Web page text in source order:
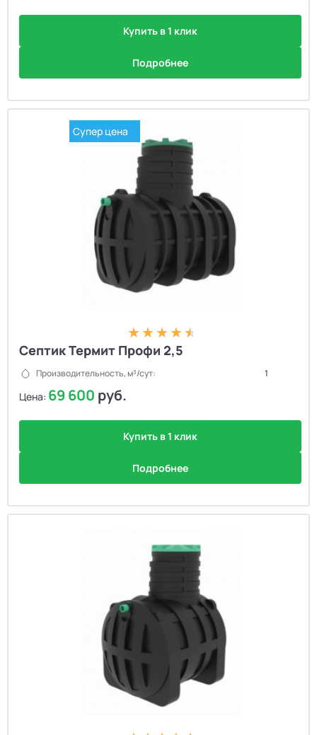
Купить в 1 клик
Подробнее
Супер цена
Септик Термит Профи 2,5
Производительность, м³/сут: 1
Цена: 69 600 руб.
Купить в 1 клик
Подробнее